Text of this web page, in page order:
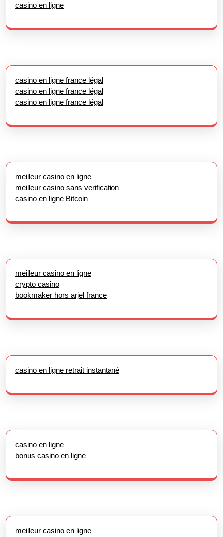
casino en ligne
casino en ligne france légal
casino en ligne france légal
casino en ligne france légal
meilleur casino en ligne
meilleur casino sans verification
casino en ligne Bitcoin
meilleur casino en ligne
crypto casino
bookmaker hors arjel france
casino en ligne retrait instantané
casino en ligne
bonus casino en ligne
meilleur casino en ligne